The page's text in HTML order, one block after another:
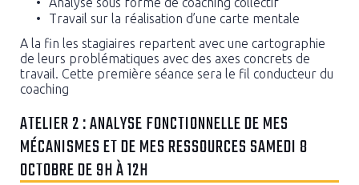
Travail sur la réalisation d’une carte mentale
A la fin les stagiaires repartent avec une cartographie
de leurs problématiques avec des axes concrets de
travail. Cette première séance sera le fil conducteur du
coaching
ATELIER 2 : ANALYSE FONCTIONNELLE DE MES
MÉCANISMES ET DE MES RESSOURCES SAMEDI 8
OCTOBRE DE 9H À 12H